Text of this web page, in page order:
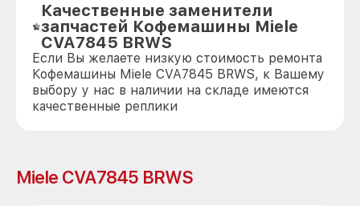
Качественные заменители
запчастей Кофемашины Miele
CVA7845 BRWS
Если Вы желаете низкую стоимость ремонта
Кофемашины Miele CVA7845 BRWS, к Вашему
выбору у нас в наличии на складе имеются
качественные реплики
Miele CVA7845 BRWS